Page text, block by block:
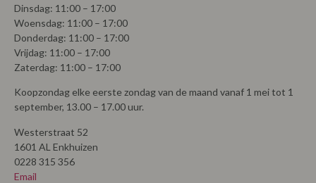
Dinsdag: 11:00 – 17:00
Woensdag: 11:00 – 17:00
Donderdag: 11:00 – 17:00
Vrijdag: 11:00 – 17:00
Zaterdag: 11:00 – 17:00
Koopzondag elke eerste zondag van de maand vanaf 1 mei tot 1
september, 13.00 – 17.00 uur.
Westerstraat 52
1601 AL Enkhuizen
0228 315 356
Email